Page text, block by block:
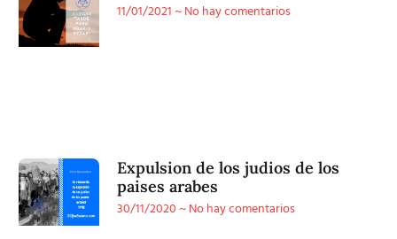
11/01/2021 No hay comentarios
Expulsion de los judios de los
paises arabes
30/11/2020 No hay comentarios